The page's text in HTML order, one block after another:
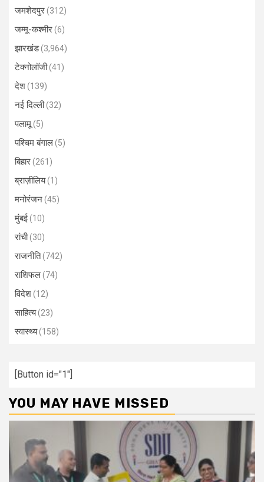
जमशेदपुर(312)
जम्मू-कश्मीर(6)
झारखंड(3,964)
टेक्नोलॉजी(41)
देश(139)
नई दिल्ली(32)
पलामू(5)
पश्चिम बंगाल(5)
बिहार(261)
ब्राज़ीलिय(1)
मनोरंजन(45)
मुंबई(10)
रांची(30)
राजनीति(742)
राशिफल(74)
विदेश(12)
साहित्य(23)
स्वास्थ्य(158)
[Button id="1"]
YOU MAY HAVE MISSED